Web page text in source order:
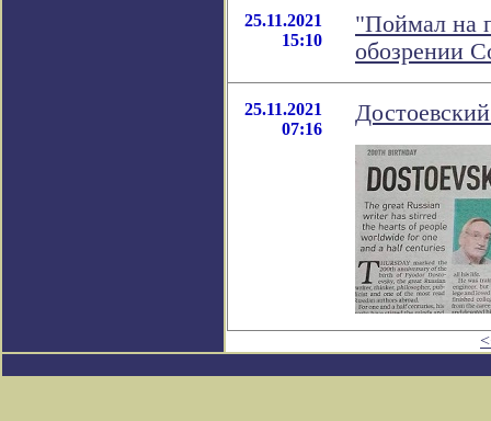
25.11.2021
15:10
"Поймал на
обозрении
25.11.2021
07:16